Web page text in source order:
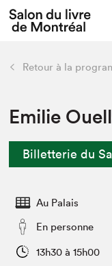
Espace
Préparer sa
Actualités
SLM PRO
retour
Préparer sa
Salon dans la
Projets
Liens pratiques
Retour à la
Emilie
Billetterie du
Au Palais
En personne
13h30 à 15h00